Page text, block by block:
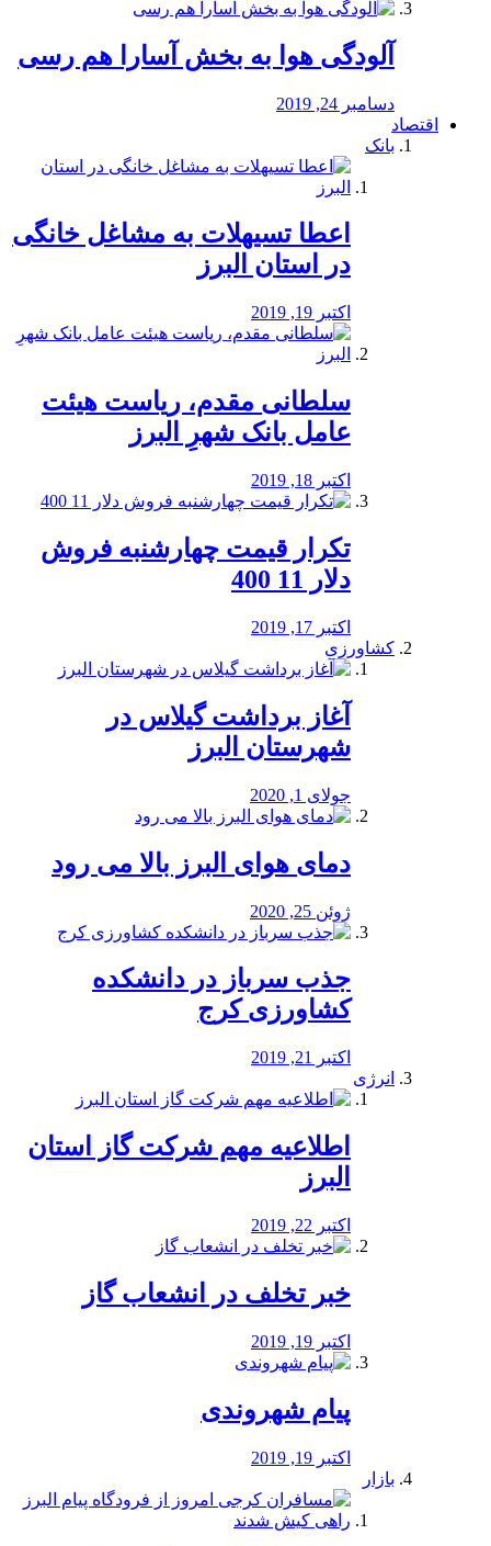
آلودگی هوا به بخش آسارا هم رسی
دسامبر 24, 2019
اقتصاد
بانک
️اعطا تسیهلات به مشاغل خانگی
در استان البرز
اکتبر 19, 2019
سلطانی مقدم، ریاست هیئت
عامل بانک شهرِ البرز
اکتبر 18, 2019
تکرار قیمت چهارشنبه فروش
دلار 11 400
اکتبر 17, 2019
کشاورزی
آغاز برداشت گیلاس در
شهرستان البرز
جولای 1, 2020
دمای هوای البرز بالا می رود
ژوئن 25, 2020
جذب سرباز در دانشکده
کشاورزی کرج
اکتبر 21, 2019
انرژی
️اطلاعیه مهم شرکت گاز استان
البرز
اکتبر 22, 2019
خبر تخلف در انشعاب گاز
اکتبر 19, 2019
پیام شهروندی
اکتبر 19, 2019
بازار